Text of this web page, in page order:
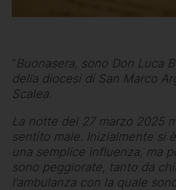
“Buonasera, sono Don Luca
della diocesi di San Marco
Scalea.
La notte del 27 marzo 2025
sentito male. Inizialmente si
una semplice influenza, ma
sono peggiorate, tanto da
l’ambulanza con la quale